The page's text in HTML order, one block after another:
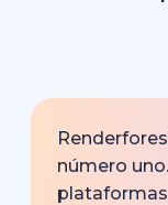
número